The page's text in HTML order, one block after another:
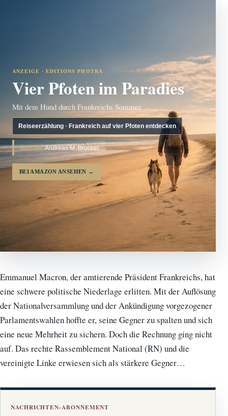
ANZEIGE · EDITIONS PHOTRA
Vier Pfoten im Paradies
Mit dem Hund durch Frankreichs Sommer.
Reiseerzählung · Frankreich auf vier Pfoten entdecken
AUTOR:Andreas M. Brucker
BEI AMAZON ANSEHEN →
Emmanuel Macron, der amtierende Präsident Frankreichs, hat
eine schwere politische Niederlage erlitten. Mit der Auflösung
der Nationalversammlung und der Ankündigung vorgezogener
Parlamentswahlen hoffte er, seine Gegner zu spalten und sich
eine neue Mehrheit zu sichern. Doch die Rechnung ging nicht
auf. Das rechte Rassemblement National (RN) und die
vereinigte Linke erwiesen sich als stärkere Gegner…
NACHRICHTEN-ABONNEMENT